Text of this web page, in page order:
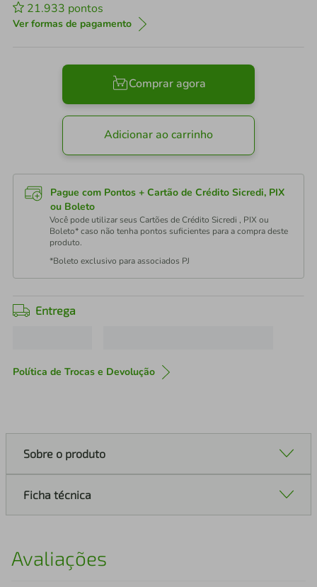
21.933 pontos
Ver formas de pagamento
Comprar agora
Adicionar ao carrinho
Pague com Pontos + Cartão de Crédito Sicredi, PIX
ou Boleto
Você pode utilizar seus Cartões de Crédito Sicredi , PIX ou
Boleto* caso não tenha pontos suficientes para a compra deste
produto.
*Boleto exclusivo para associados PJ
Entrega
Política de Trocas e Devolução
Sobre o produto
Ficha técnica
Avaliações